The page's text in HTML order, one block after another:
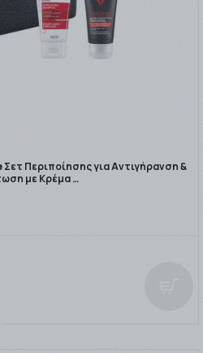
Περιποίησης για Αντιγήρανση &
με Κρέμα …